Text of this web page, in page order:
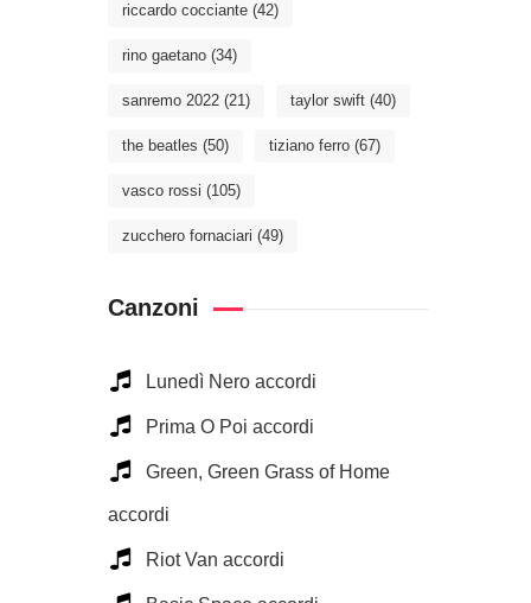
riccardo cocciante (42)
rino gaetano (34)
sanremo 2022 (21) taylor swift (40)
the beatles (50) tiziano ferro (67)
vasco rossi (105)
zucchero fornaciari (49)
Canzoni
Lunedì Nero accordi
Prima O Poi accordi
Green, Green Grass of Home
accordi
Riot Van accordi